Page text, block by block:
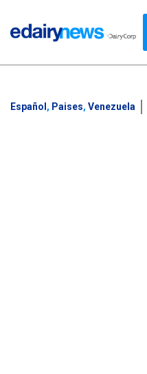
Español , Paises, Venezuela